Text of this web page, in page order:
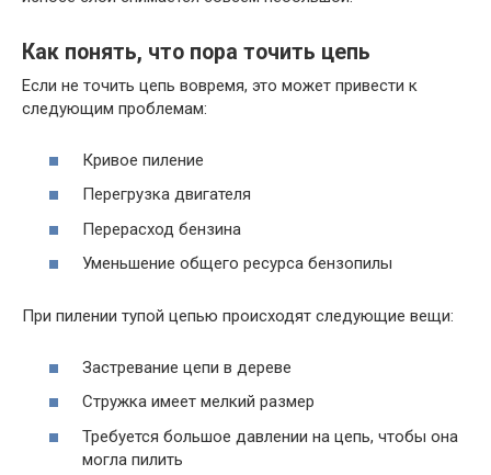
Как понять, что пора точить цепь
Если не точить цепь вовремя, это может привести к
следующим проблемам:
Кривое пиление
Перегрузка двигателя
Перерасход бензина
Уменьшение общего ресурса бензопилы
При пилении тупой цепью происходят следующие вещи:
Застревание цепи в дереве
Стружка имеет мелкий размер
Требуется большое давлении на цепь, чтобы она
могла пилить